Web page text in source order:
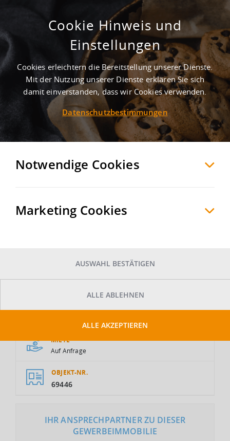
Erstbezug | Logistik + Lager |
Nachhaltig
NeussRhein-Neuss, Deutschland
MERKEN VERGLEICHEN EXPORT PDF
MIETE
Auf Anfrage
OBJEKT-NR.
69446
IHR ANSPRECHPARTNER ZU DIESER
GEWERBEIMMOBILIE
Cookie Hinweis und
Einstellungen
Cookies erleichtern die Bereitstellung unserer Dienste.
Mit der Nutzung unserer Dienste erklären Sie sich
damit einverstanden, dass wir Cookies verwenden.
Datenschutzbestimmungen
Notwendige Cookies
Marketing Cookies
AUSWAHL BESTÄTIGEN
ALLE ABLEHNEN
ALLE AKZEPTIEREN